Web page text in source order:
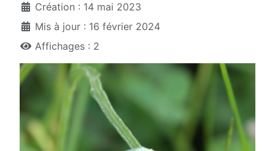
Création : 14 mai 2023
Mis à jour : 16 février 2024
Affichages : 2